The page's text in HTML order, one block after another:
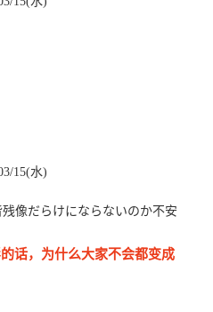
15(水)
像だらけにならないのか不安
话，为什么大家不会都变成